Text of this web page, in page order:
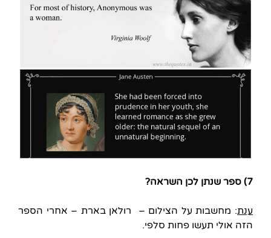
7) ספר שנתן לכן השראה?
ענת: מחשבות על הצילום – רולאן בארת – אחרי הספר
הזה אולי תעשו פחות סלפי.